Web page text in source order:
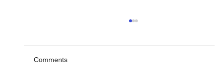
"Σύμβασης Εργασίας Ορισμένου Χρόνου"
Η Δημοτική Κοινωφελής Επιχείρηση Νισύρου
Comments